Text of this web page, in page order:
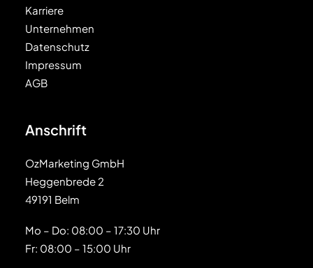
Karriere
Unternehmen
Datenschutz
Impressum
AGB
Anschrift
OzMarketing GmbH
Heggenbrede 2
49191 Belm
Mo – Do: 08:00 – 17:30 Uhr
Fr: 08:00 – 15:00 Uhr